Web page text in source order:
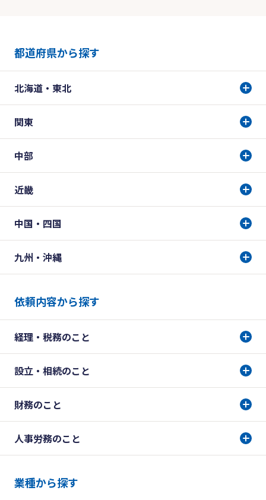
都道府県から探す
北海道・東北
関東
中部
近畿
中国・四国
九州・沖縄
依頼内容から探す
経理・税務のこと
設立・相続のこと
財務のこと
人事労務のこと
業種から探す